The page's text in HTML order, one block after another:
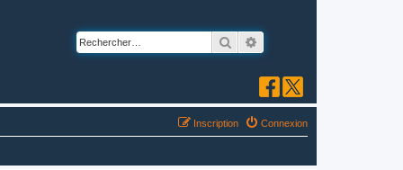
Rechercher
Connexion
Inscription